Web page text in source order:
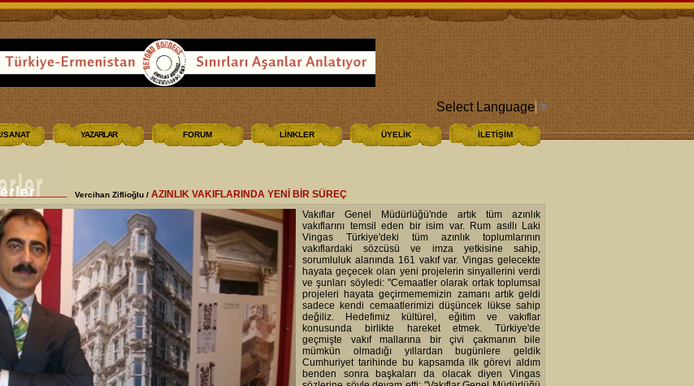
Select Language ▼
SANAT YAZARLAR FORUM LİNKLER ÜYELİK İLETİŞİM
Vercihan Ziflioğlu / AZINLIK VAKIFLARINDA YENİ BİR SÜREÇ
Vakıflar Genel Müdürlüğü'nde artık tüm azınlık
vakıflarını temsil eden bir isim var. Rum asıllı Laki
Vingas Türkiye'deki tüm azınlık toplumlarının
vakıflardaki sözcüsü ve imza yetkisine sahip,
sorumluluk alanında 161 vakıf var. Vingas gelecekte
hayata geçecek olan yeni projelerin sinyallerini verdi
ve şunları söyledi: "Cemaatler olarak ortak toplumsal
projeleri hayata geçirmememizin zamanı artık geldi
sadece kendi cemaatlerimizi düşüncek lükse sahip
değiliz. Hedefimiz kültürel, eğitim ve vakıflar
konusunda birlikte hareket etmek. Türkiye'de
geçmişte vakıf mallarına bir çivi çakmanın bile
mümkün olmadığı yıllardan bugünlere geldik
Cumhuriyet tarihinde bu kapsamda ilk görevi aldım
benden sonra başkaları da olacak diyen Vingas